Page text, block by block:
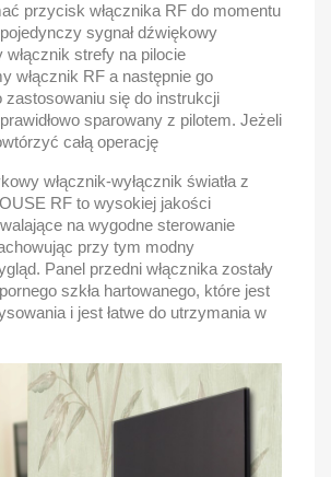
przycisk włącznika RF do momentu
sygnał dźwiękowy
strefy na pilocie
włącznik RF a następnie go
zastosowaniu się do instrukcji
sparowany z pilotem. Jeżeli
całą operację
włącznik-wyłącznik światła z
RF to wysokiej jakości
na wygodne sterowanie
przy tym modny
Panel przedni włącznika zostały
szkła hartowanego, które jest
i jest łatwe do utrzymania w